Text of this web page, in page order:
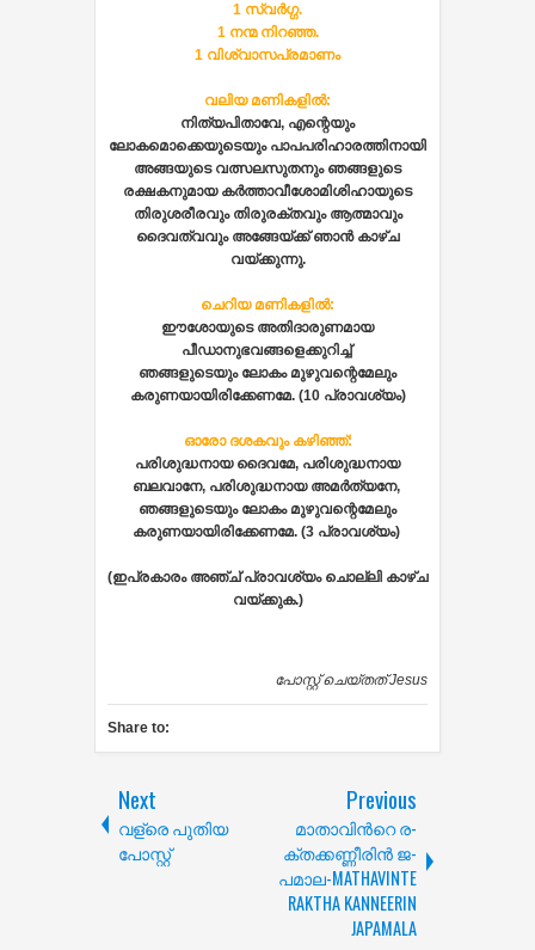
1 സ്വര്‍ഗ്ഗ.
1 നന്മ നിറഞ്ഞ.
1 വിശ്വാസപ്രമാണം
വലിയ മണികളില്‍:
നിത്യപിതാവേ, എന്റെയും
ലോകമൊക്കെയുടെയും പാപപരിഹാരത്തിനായി
അങ്ങയുടെ വത്സലസുതനും ഞങ്ങളുടെ
രക്ഷകനുമായ കര്‍ത്താവീശോമിശിഹായുടെ
തിരുശരീരവും തിരുരക്തവും ആത്മാവും
ദൈവത്വവും അങ്ങേയ്‌ക്ക് ഞാന്‍ കാഴ്‌ച
വയ്‌ക്കുന്നു.
ചെറിയ മണികളില്‍:
ഈശോയുടെ അതിദാരുണമായ
പീഡാനുഭവങ്ങളെക്കുറിച്ച്
ഞങ്ങളുടെയും ലോകം മുഴുവന്റെമേലും
കരുണയായിരിക്കേണമേ. (10 പ്രാവശ്യം)
ഓരോ ദശകവും കഴിഞ്ഞ്:
പരിശുദ്ധനായ ദൈവമേ, പരിശുദ്ധനായ
ബലവാനേ, പരിശുദ്ധനായ അമര്‍ത്യനേ,
ഞങ്ങളുടെയും ലോകം മുഴുവന്റെമേലും
കരുണയായിരിക്കേണമേ. (3 പ്രാവശ്യം)
(ഇപ്രകാരം അഞ്ച് പ്രാവശ്യം ചൊല്ലി കാഴ്‌ച
വയ്‌ക്കുക.)
പോസ്റ്റ് ചെയ്തത്Jesus
Share to:
Next
വള്രെ പുതിയ
പോസ്റ്റ്
Previous
മാതാവിന്‍റെ ര­
ക്ത­ക്ക­ണ്ണീരിന്‍ ജ­
പമാ­ല-MATHAVINTE
RAKTHA KANNEERIN
JAPAMALA